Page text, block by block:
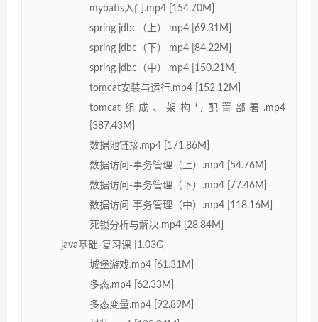
mybatis入门.mp4 [154.70M]
spring jdbc（上）.mp4 [69.31M]
spring jdbc（下）.mp4 [84.22M]
spring jdbc（中）.mp4 [150.21M]
tomcat安装与运行.mp4 [152.12M]
tomcat组成、架构与配置部署.mp4
[387.43M]
数据池链接.mp4 [171.86M]
数据访问-事务管理（上）.mp4 [54.76M]
数据访问-事务管理（下）.mp4 [77.46M]
数据访问-事务管理（中）.mp4 [118.16M]
死锁分析与解决.mp4 [28.84M]
java基础-复习课 [1.03G]
城堡游戏.mp4 [61.31M]
多态.mp4 [62.33M]
多态变量.mp4 [92.89M]